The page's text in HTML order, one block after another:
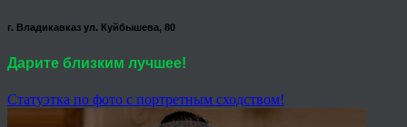
г. Владикавказ ул. Куйбышева, 80
Дарите близким лучшее!
Статуэтка по фото с портретным сходством!